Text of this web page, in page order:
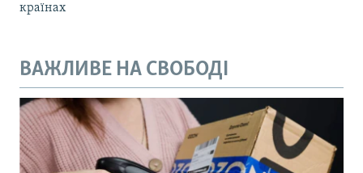
країнах
ВАЖЛИВЕ НА СВОБОДІ